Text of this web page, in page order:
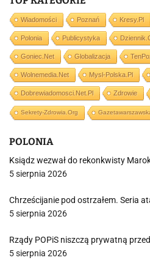
Wiadomości Poznań Kresy.pl
Polonia Publicystyka
Goniec.net Globalizacja
Wolnemedia.net Mysl-Polska.pl
Dobrewiadomosci.net.pl Zdrowie
Sekrety-Zdrowia.org
POLONIA
Ksiądz wezwał do rekonkwisty
5 sierpnia 2026
Chrześcijanie pod ostrzałem. Seria
5 sierpnia 2026
Rządy POPiS niszczą prywatną
5 sierpnia 2026